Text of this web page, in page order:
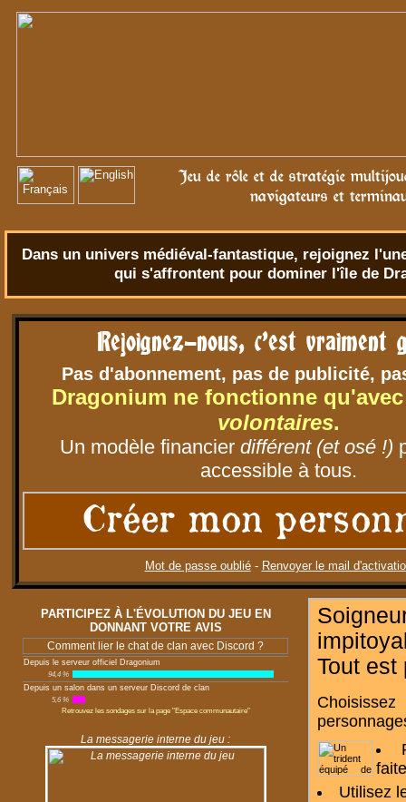
Jeu de rôle et de stratégie
navigateurs et
Dans un univers médiéval-fantastique, rejoignez
qui s'affrontent pour dominer l'île de
Rejoignez-nous, c'est vraiment
Pas d'abonnement, pas de publicité,
Dragonium ne fonctionne
volontaires.
Un modèle financier différent (et osé !)
accessible à tous.
Créer mon
Mot de passe oublié- Renvoyer le mail
PARTICIPEZ À L'ÉVOLUTION DU JEU EN
DONNANT VOTRE AVIS
Comment lier le chat de clan avec Discord ?
Depuis le serveur officiel Dragonium
94,4 %
Depuis un salon dans un serveur Discord de clan
5,6 %
Retrouvez les sondages sur la page "Espace communautaire"
La messagerie interne du jeu :
Tout
Utilisez